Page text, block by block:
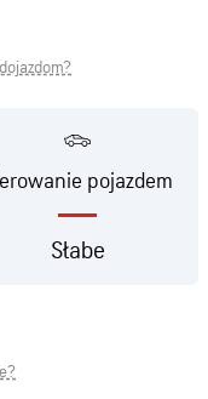
pojazdem
Słabe